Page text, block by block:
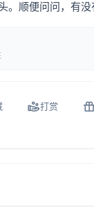
。顺便问问，有
打赏